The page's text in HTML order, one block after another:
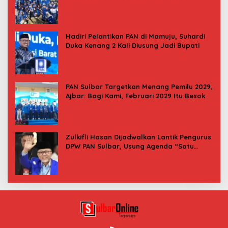
Hadiri Pelantikan PAN di Mamuju, Suhardi
Duka Kenang 2 Kali Diusung Jadi Bupati
PAN Sulbar Targetkan Menang Pemilu 2029,
Ajbar: Bagi Kami, Februari 2029 Itu Besok
Zulkifli Hasan Dijadwalkan Lantik Pengurus
DPW PAN Sulbar, Usung Agenda “Satu